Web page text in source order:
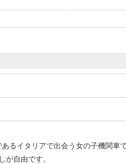
るイタリアで出会う女の子機関車で
が自由です。